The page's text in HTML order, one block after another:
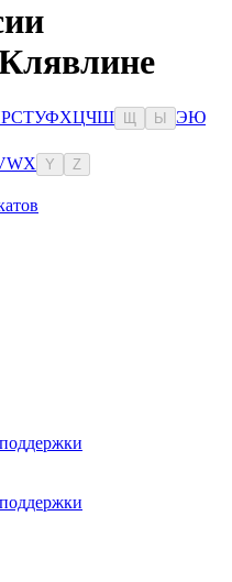
РСТУФХЦЧШ Ы ЭЮ
WX Y Z